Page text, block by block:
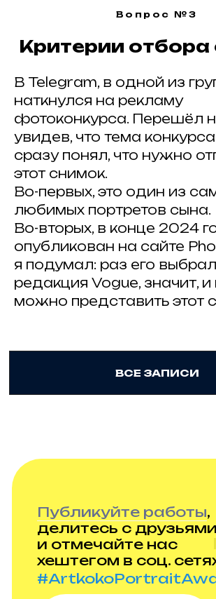
Вопрос №3
Критерии отбора
В Telegram, в одной из
наткнулся на рекламу
фотоконкурса. Перешёл
увидев, что тема
сразу понял, что нужно
этот снимок.
Во-первых, это один из
любимых портретов сына.
Во-вторых, в конце 2024
опубликован на сайте
я подумал: раз его
редакция Vogue, значит, и
можно представить этот
© 2025 Artkoko
mail@artkoko.ru